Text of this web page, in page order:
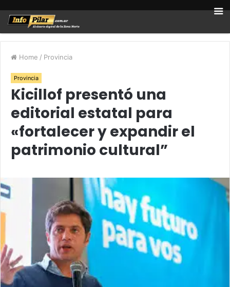
Home / Provincia
Provincia
Kicillof presentó una
editorial estatal para
«fortalecer y expandir el
patrimonio cultural”